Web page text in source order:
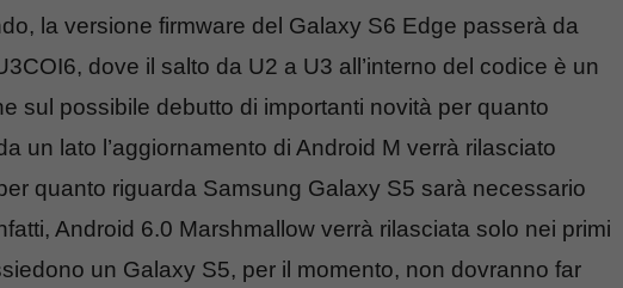
la versione firmware del Galaxy S6 Edge passerà da
dove il salto da U2 a U3 all’interno del codice è un
sul possibile debutto di importanti novità per quanto
un lato l’aggiornamento di Android M verrà rilasciato
quanto riguarda Samsung Galaxy S5 sarà necessario
Android 6.0 Marshmallow verrà rilasciata solo nei primi
un Galaxy S5, per il momento, non dovranno far